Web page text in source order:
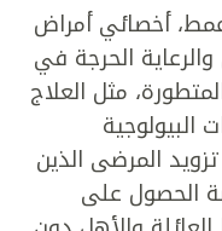
أخصائي أمراض
الحرجة في
مثل العلاج
البيولوجية
المرضى الذين
الحصول على